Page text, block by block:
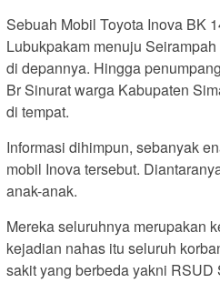
Sebuah Mobil Toyota Inova BK
Lubukpakam menuju
di depannya. Hingga
Br Sinurat warga Kabupaten
di tempat.
Informasi dihimpun, sebanyak
mobil Inova tersebut.
anak-anak.
Mereka seluruhnya merupakan
kejadian nahas itu seluruh
sakit yang berbeda yakni